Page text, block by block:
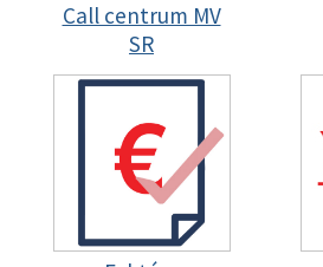
Call centrum MV
SR